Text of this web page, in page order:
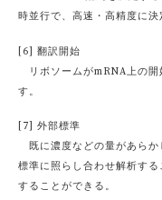
時並行で、高速・高精度に決
[6] 翻訳開始
リボソームがmRNA上の開
す。
[7] 外部標準
既に濃度などの量があらか
標準に照らし合わせ解析す
することができる。